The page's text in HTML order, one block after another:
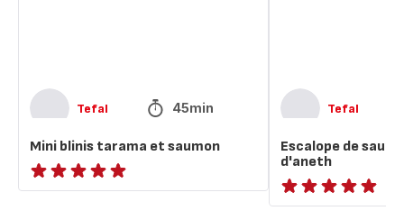
Tefal 45min
Mini blinis tarama et saumon
ratings.NaN
Tefal
Escalope de
d'aneth
ratings.NaN